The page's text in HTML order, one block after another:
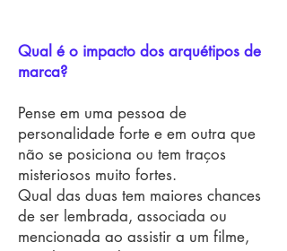
Qual é o impacto dos arquétipos de
marca?
Pense em uma pessoa de
personalidade forte e em outra que
não se posiciona ou tem traços
misteriosos muito fortes.
Qual das duas tem maiores chances
de ser lembrada, associada ou
mencionada ao assistir a um filme,